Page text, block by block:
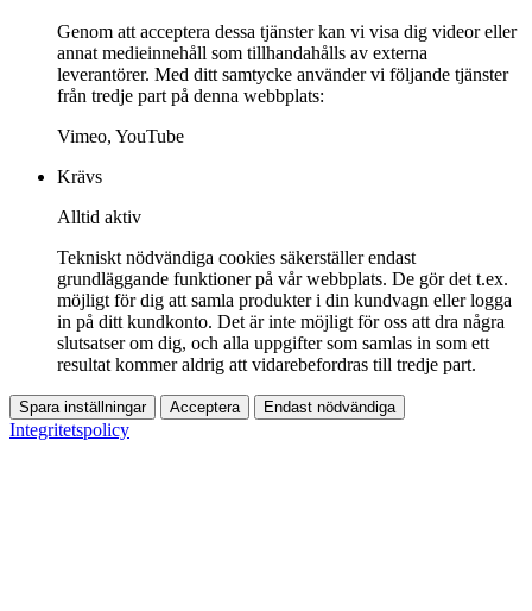
Genom att acceptera dessa tjänster kan vi visa dig videor eller
annat medieinnehåll som tillhandahålls av externa
leverantörer. Med ditt samtycke använder vi följande tjänster
från tredje part på denna webbplats:
Vimeo, YouTube
Krävs
Alltid aktiv
Tekniskt nödvändiga cookies säkerställer endast
grundläggande funktioner på vår webbplats. De gör det t.ex.
möjligt för dig att samla produkter i din kundvagn eller logga
in på ditt kundkonto. Det är inte möjligt för oss att dra några
slutsatser om dig, och alla uppgifter som samlas in som ett
resultat kommer aldrig att vidarebefordras till tredje part.
Spara inställningar Acceptera Endast nödvändiga
Integritetspolicy